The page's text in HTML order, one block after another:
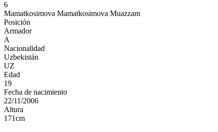
6
Mamatkosimova Mamatkosimova Muazzam
Posición
Armador
A
Nacionalidad
Uzbekistán
UZ
Edad
19
Fecha de nacimiento
22/11/2006
Altura
171cm